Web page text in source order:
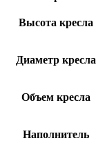
Высота кресла
Диаметр кресла
Объем кресла
Наполнитель